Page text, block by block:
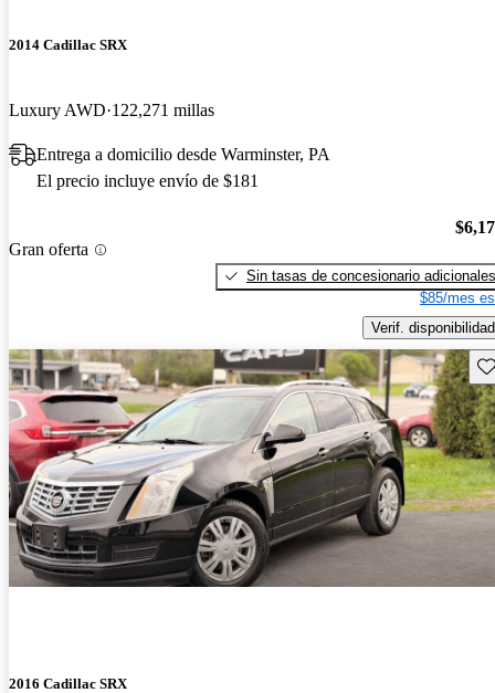
2014 Cadillac SRX
Luxury AWD 122,271 millas
Entrega a domicilio desde Warminster, PA
El precio incluye envío de $181
Gran oferta
Sin tasas de concesionario adicionales
$85/mes
Verif. disponibilidad
2016 Cadillac SRX